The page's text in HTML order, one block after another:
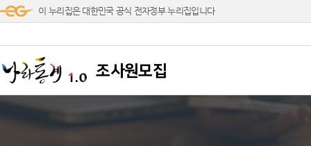
이 누리집은 대한민국 공식 전자정부 누리집입니다
조사원모집